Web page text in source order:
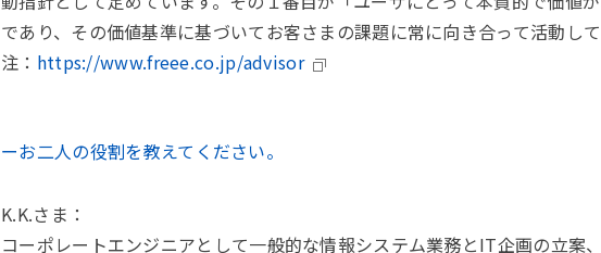
であり、その価値基準に基づいてお客さまの課題に常に向き合って活動して
注： https://www.freee.co.jp/advisor
ーお二人の役割を教えてください。
K.K.さま：
コーポレートエンジニアとして一般的な情報システム業務とIT企画の立案